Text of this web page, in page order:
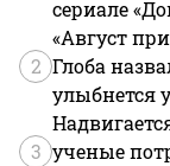
сериале
2
«Август
Глоба
улыбнется
3 ученые